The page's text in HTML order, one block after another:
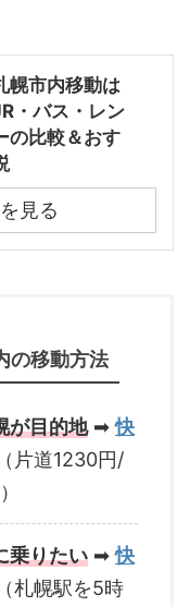
幌市内移動は
・バス・レン
の比較＆おす
見る
の移動方法
が目的地➡快
（片道1230円/
乗りたい ➡快
（札幌駅を5時